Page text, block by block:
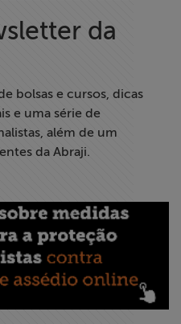
da
bolsas e cursos, dicas
e uma série de
além de um
da Abraji.